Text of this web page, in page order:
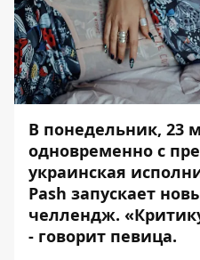
В понедельник, 23
одновременно с
украинская
Pash запускает
челлендж.
- говорит певица.